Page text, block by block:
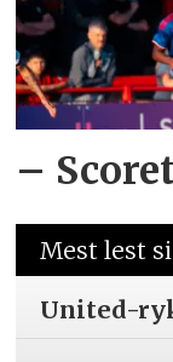
–
Mest lest
United-